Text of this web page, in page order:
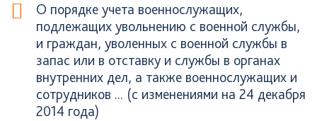
О порядке учета военнослужащих,
подлежащих увольнению с военной службы,
и граждан, уволенных с военной службы в
запас или в отставку и службы в органах
внутренних дел, а также военнослужащих и
сотрудников ... (с изменениями на 24 декабря
2014 года)